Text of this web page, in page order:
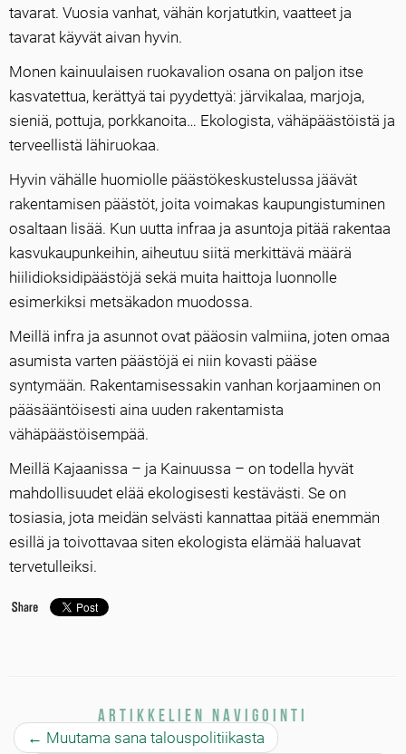
tavarat. Vuosia vanhat, vähän korjatutkin, vaatteet ja
tavarat käyvät aivan hyvin.
Monen kainuulaisen ruokavalion osana on paljon itse
kasvatettua, kerättyä tai pyydettyä: järvikalaa, marjoja,
sieniä, pottuja, porkkanoita… Ekologista, vähäpäästöistä ja
terveellistä lähiruokaa.
Hyvin vähälle huomiolle päästökeskustelussa jäävät
rakentamisen päästöt, joita voimakas kaupungistuminen
osaltaan lisää. Kun uutta infraa ja asuntoja pitää rakentaa
kasvukaupunkeihin, aiheutuu siitä merkittävä määrä
hiilidioksidipäästöjä sekä muita haittoja luonnolle
esimerkiksi metsäkadon muodossa.
Meillä infra ja asunnot ovat pääosin valmiina, joten omaa
asumista varten päästöjä ei niin kovasti pääse
syntymään. Rakentamisessakin vanhan korjaaminen on
pääsääntöisesti aina uuden rakentamista
vähäpäästöisempää.
Meillä Kajaanissa – ja Kainuussa – on todella hyvät
mahdollisuudet elää ekologisesti kestävästi. Se on
tosiasia, jota meidän selvästi kannattaa pitää enemmän
esillä ja toivottavaa siten ekologista elämää haluavat
tervetulleiksi.
Artikkelien navigointi
← Muutama sana talouspolitiikasta